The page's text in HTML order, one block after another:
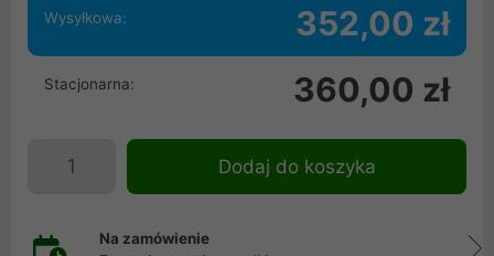
Wysyłkowa: 352,00 zł
Stacjonarna: 360,00 zł
Dodaj do koszyka
Na zamówienie